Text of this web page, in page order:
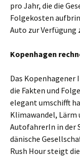
pro Jahr, die die
Folgekosten
Auto zur Verfügung
Kopenhagen
Das Kopenhagener
die Fakten und
elegant umschifft
Klimawandel, Lärm
AutofahrerIn in der
dänische
Rush Hour steigt